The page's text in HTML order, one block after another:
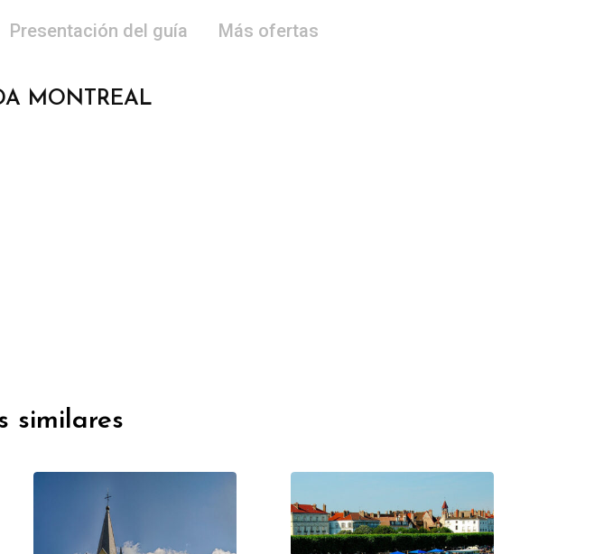
Presentación del guía Más ofertas
MONTREAL
similares